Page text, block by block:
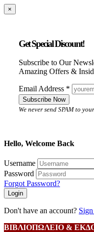
×
Get Special Discount!
Subscribe to Our
Amazing Offers &
Email Address *
Subscribe Now
We never send SPAM to
Hello, Welcome Back
Username
Password
Forgot Password?
Login
Don't have an account?
ΒΙΒΛΙΟΠΩΛEΙΟ &